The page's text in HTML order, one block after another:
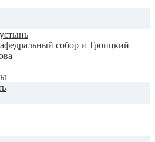
собор и Троицкий